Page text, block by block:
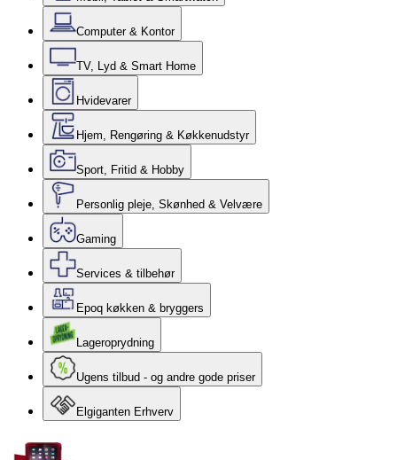
Computer & Kontor
TV, Lyd & Smart Home
Hvidevarer
Hjem, Rengøring & Køkkenudstyr
Sport, Fritid & Hobby
Personlig pleje, Skønhed & Velvære
Gaming
Services & tilbehør
Epoq køkken & bryggers
Lageroprydning
Ugens tilbud - og andre gode priser
Elgiganten Erhverv